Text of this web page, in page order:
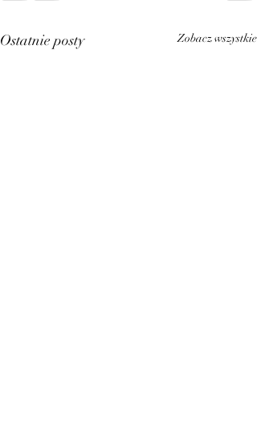
Ostatnie posty Zobacz wszystkie